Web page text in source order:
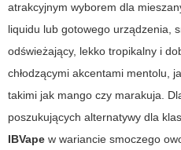
atrakcyjnym wyborem dla
liquidu lub gotowego urządzenia,
odświeżający, lekko tropikalny i
chłodzącymi akcentami mentolu,
takimi jak mango czy marakuja.
poszukujących alternatywy dla
IBVape w wariancie smoczego